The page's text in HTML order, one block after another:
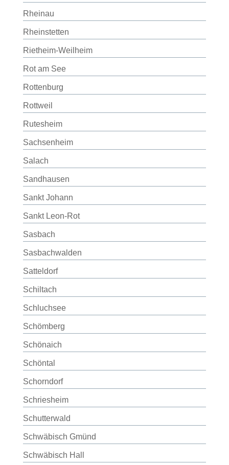
Rheinau
Rheinstetten
Rietheim-Weilheim
Rot am See
Rottenburg
Rottweil
Rutesheim
Sachsenheim
Salach
Sandhausen
Sankt Johann
Sankt Leon-Rot
Sasbach
Sasbachwalden
Satteldorf
Schiltach
Schluchsee
Schömberg
Schönaich
Schöntal
Schorndorf
Schriesheim
Schutterwald
Schwäbisch Gmünd
Schwäbisch Hall